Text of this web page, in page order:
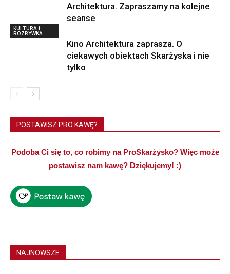
Architektura. Zapraszamy na kolejne
seanse
KULTURA i
ROZRYWKA
Kino Architektura zaprasza. O
ciekawych obiektach Skarżyska i nie
tylko
POSTAWISZ PRO KAWĘ?
Podoba Ci się to, co robimy na ProSkarżysko? Więc może
postawisz nam kawę? Dziękujemy! :)
NAJNOWSZE